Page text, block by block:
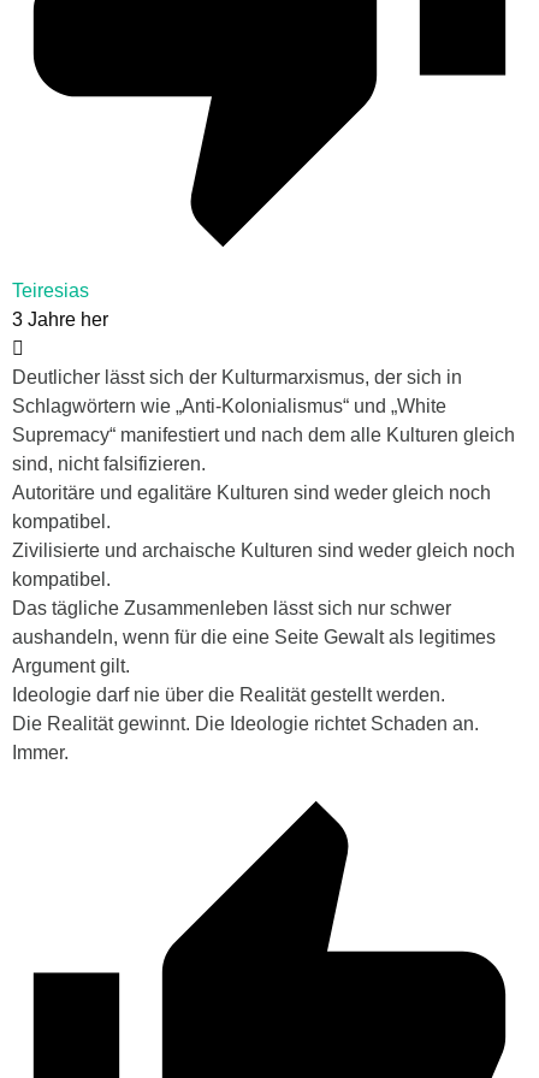
Teiresias
3 Jahre her
Deutlicher lässt sich der Kulturmarxismus, der sich in
Schlagwörtern wie „Anti-Kolonialismus“ und „White
Supremacy“ manifestiert und nach dem alle Kulturen gleich
sind, nicht falsifizieren.
Autoritäre und egalitäre Kulturen sind weder gleich noch
kompatibel.
Zivilisierte und archaische Kulturen sind weder gleich noch
kompatibel.
Das tägliche Zusammenleben lässt sich nur schwer
aushandeln, wenn für die eine Seite Gewalt als legitimes
Argument gilt.
Ideologie darf nie über die Realität gestellt werden.
Die Realität gewinnt. Die Ideologie richtet Schaden an.
Immer.